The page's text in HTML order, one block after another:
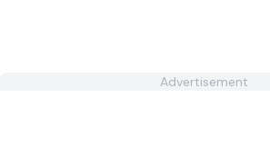
Advertisement